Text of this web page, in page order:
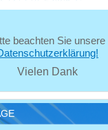
beachten Sie unsere
Vielen Dank